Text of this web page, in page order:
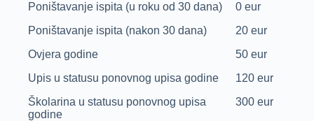
Poništavanje ispita (u roku od 30 dana)
0 eur
Poništavanje ispita (nakon 30 dana)
20 eur
Ovjera godine
50 eur
Upis u statusu ponovnog upisa godine
120 eur
Školarina u statusu ponovnog upisa
godine
300 eur